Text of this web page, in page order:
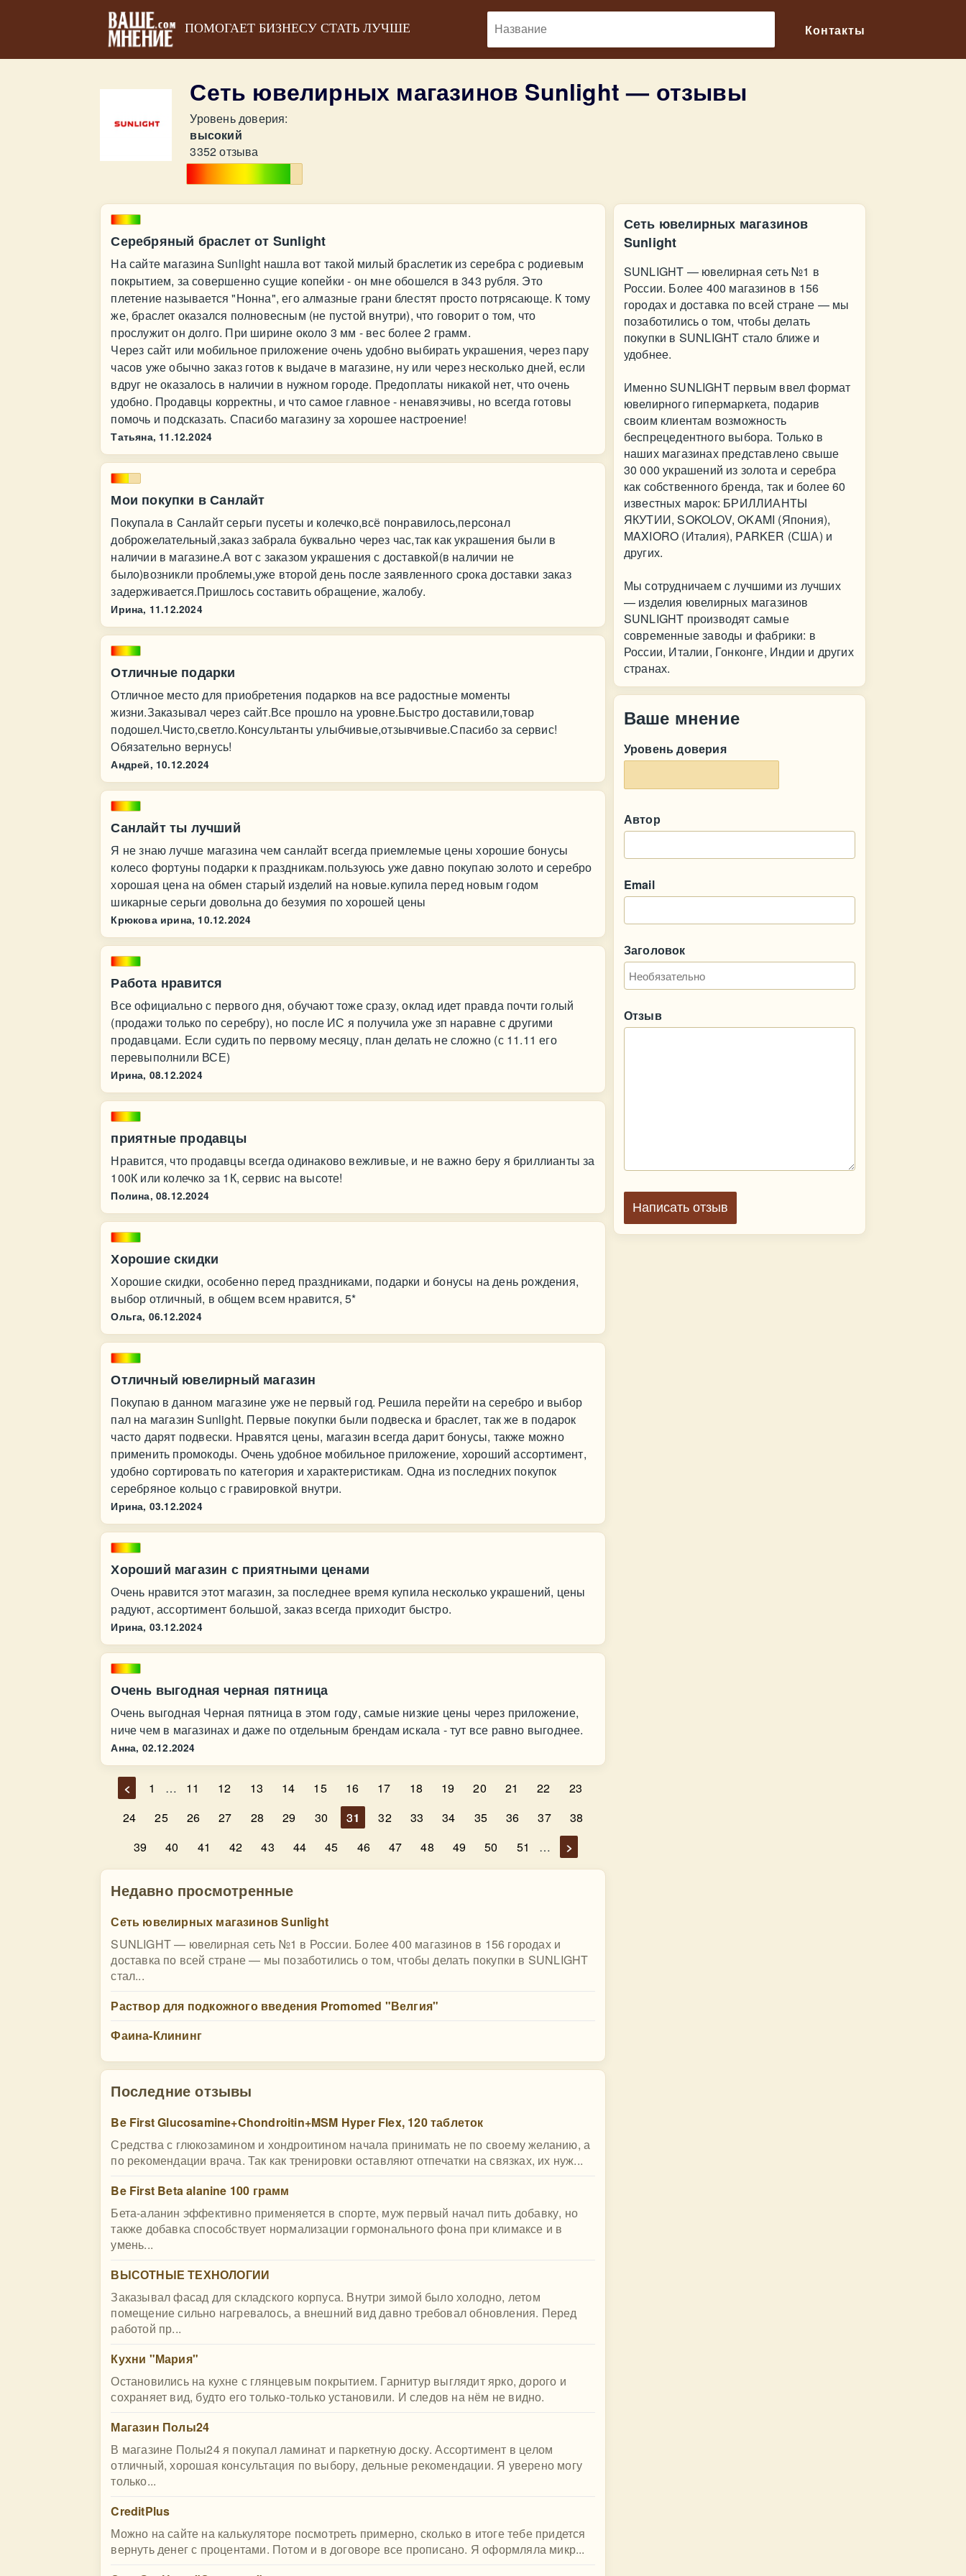
ПОМОГАЕТ БИЗНЕСУ СТАТЬ ЛУЧШЕ Контакты
Сеть ювелирных магазинов Sunlight — отзывы
Уровень доверия:
высокий
3352 отзыва
Серебряный браслет от Sunlight
На сайте магазина Sunlight нашла вот такой милый браслетик из серебра с родиевым
покрытием, за совершенно сущие копейки - он мне обошелся в 343 рубля. Это
плетение называется "Нонна", его алмазные грани блестят просто потрясающе. К тому
же, браслет оказался полновесным (не пустой внутри), что говорит о том, что
прослужит он долго. При ширине около 3 мм - вес более 2 грамм.
Через сайт или мобильное приложение очень удобно выбирать украшения, через пару
часов уже обычно заказ готов к выдаче в магазине, ну или через несколько дней, если
вдруг не оказалось в наличии в нужном городе. Предоплаты никакой нет, что очень
удобно. Продавцы корректны, и что самое главное - ненавязчивы, но всегда готовы
помочь и подсказать. Спасибо магазину за хорошее настроение!
Татьяна, 11.12.2024
Мои покупки в Санлайт
Покупала в Санлайт серьги пусеты и колечко,всё понравилось,персонал
доброжелательный,заказ забрала буквально через час,так как украшения были в
наличии в магазине.А вот с заказом украшения с доставкой(в наличии не
было)возникли проблемы,уже второй день после заявленного срока доставки заказ
задерживается.Пришлось составить обращение, жалобу.
Ирина, 11.12.2024
Отличные подарки
Отличное место для приобретения подарков на все радостные моменты
жизни.Заказывал через сайт.Все прошло на уровне.Быстро доставили,товар
подошел.Чисто,светло.Консультанты улыбчивые,отзывчивые.Спасибо за сервис!
Обязательно вернусь!
Андрей, 10.12.2024
Санлайт ты лучший
Я не знаю лучше магазина чем санлайт всегда приемлемые цены хорошие бонусы
колесо фортуны подарки к праздникам.пользуюсь уже давно покупаю золото и серебро
хорошая цена на обмен старый изделий на новые.купила перед новым годом
шикарные серьги довольна до безумия по хорошей цены
Крюкова ирина, 10.12.2024
Работа нравится
Все официально с первого дня, обучают тоже сразу, оклад идет правда почти голый
(продажи только по серебру), но после ИС я получила уже зп наравне с другими
продавцами. Если судить по первому месяцу, план делать не сложно (с 11.11 его
перевыполнили ВСЕ)
Ирина, 08.12.2024
приятные продавцы
Нравится, что продавцы всегда одинаково вежливые, и не важно беру я бриллианты за
100К или колечко за 1К, сервис на высоте!
Полина, 08.12.2024
Хорошие скидки
Хорошие скидки, особенно перед праздниками, подарки и бонусы на день рождения,
выбор отличный, в общем всем нравится, 5*
Ольга, 06.12.2024
Отличный ювелирный магазин
Покупаю в данном магазине уже не первый год. Решила перейти на серебро и выбор
пал на магазин Sunlight. Первые покупки были подвеска и браслет, так же в подарок
часто дарят подвески. Нравятся цены, магазин всегда дарит бонусы, также можно
применить промокоды. Очень удобное мобильное приложение, хороший ассортимент,
удобно сортировать по категория и характеристикам. Одна из последних покупок
серебряное кольцо с гравировкой внутри.
Ирина, 03.12.2024
Хороший магазин с приятными ценами
Очень нравится этот магазин, за последнее время купила несколько украшений, цены
радуют, ассортимент большой, заказ всегда приходит быстро.
Ирина, 03.12.2024
Очень выгодная черная пятница
Очень выгодная Черная пятница в этом году, самые низкие цены через приложение,
ниче чем в магазинах и даже по отдельным брендам искала - тут все равно выгоднее.
Анна, 02.12.2024
< 1 … 11 12 13 14 15 16 17 18 19 20 21 22
23
24
25 26 27 28 29 30 31 32 33 34 35 36 37
38
39
40 41 42 43 44 45 46 47 48 49 50 51 … >
Недавно просмотренные
Сеть ювелирных магазинов Sunlight
SUNLIGHT — ювелирная сеть №1 в России. Более 400 магазинов в 156 городах и
доставка по всей стране — мы позаботились о том, чтобы делать покупки в SUNLIGHT
стал...
Раствор для подкожного введения Promomed "Велгия"
Фаина-Клининг
Последние отзывы
Be First Glucosamine+Chondroitin+MSM Hyper Flex, 120 таблеток
Средства с глюкозамином и хондроитином начала принимать не по своему желанию, а
по рекомендации врача. Так как тренировки оставляют отпечатки на связках, их нуж...
Be First Beta alanine 100 грамм
Бета-аланин эффективно применяется в спорте, муж первый начал пить добавку, но
также добавка способствует нормализации гормонального фона при климаксе и в
умень...
ВЫСОТНЫЕ ТЕХНОЛОГИИ
Заказывал фасад для складского корпуса. Внутри зимой было холодно, летом
помещение сильно нагревалось, а внешний вид давно требовал обновления. Перед
работой пр...
Кухни "Мария"
Остановились на кухне с глянцевым покрытием. Гарнитур выглядит ярко, дорого и
сохраняет вид, будто его только-только установили. И следов на нём не видно.
Магазин Полы24
В магазине Полы24 я покупал ламинат и паркетную доску. Ассортимент в целом
отличный, хорошая консультация по выбору, дельные рекомендации. Я уверено могу
только...
CreditPlus
Можно на сайте на калькуляторе посмотреть примерно, сколько в итоге тебе придется
вернуть денег с процентами. Потом и в договоре все прописано. Я оформляла микр...
Сеть ювелирных магазинов
Sunlight
SUNLIGHT — ювелирная сеть №1 в
России. Более 400 магазинов в 156
городах и доставка по всей стране — мы
позаботились о том, чтобы делать
покупки в SUNLIGHT стало ближе и
удобнее.
Именно SUNLIGHT первым ввел формат
ювелирного гипермаркета, подарив
своим клиентам возможность
беспрецедентного выбора. Только в
наших магазинах представлено свыше
30 000 украшений из золота и серебра
как собственного бренда, так и более 60
известных марок: БРИЛЛИАНТЫ
ЯКУТИИ, SOKOLOV, OKAMI (Япония),
MAXIORO (Италия), PARKER (США) и
других.
Мы сотрудничаем с лучшими из лучших
— изделия ювелирных магазинов
SUNLIGHT производят самые
современные заводы и фабрики: в
России, Италии, Гонконге, Индии и других
странах.
Ваше мнение
Уровень доверия
Автор
Email
Заголовок
Отзыв
Написать отзыв